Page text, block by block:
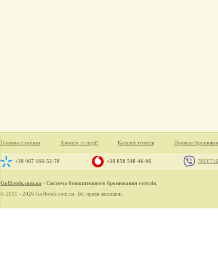
Головна сторінка Анонси та події Каталог готелів Правила
+38 067 166-52-70 +38 050 548-46-06
GoHotels.com.ua - Система безкоштовного бронювання готелів.
© 2011 - 2026 GoHotels.com.ua. Всі права захищені.